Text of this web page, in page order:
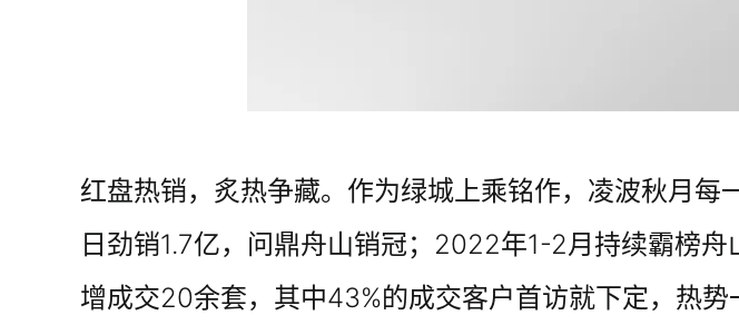
红盘热销，炙热争藏。作为绿城上乘铭作，凌波秋月
日劲销1.7亿，问鼎舟山销冠；2022年1-2月持续霸榜
增成交20余套，其中43%的成交客户首访就下定，热